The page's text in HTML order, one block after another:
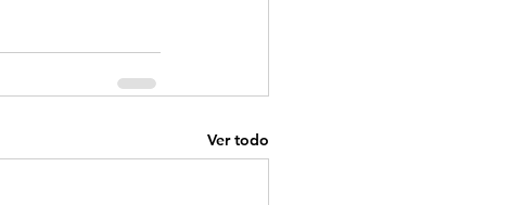
Ver todo